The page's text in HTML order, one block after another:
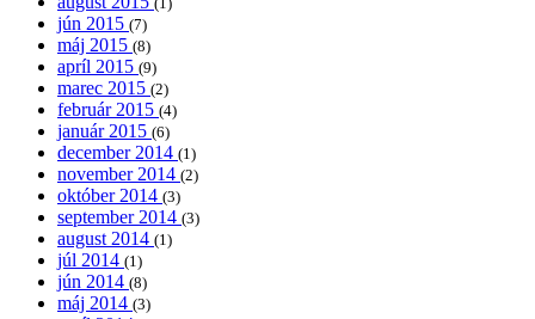
jún 2015 (7)
máj 2015 (8)
apríl 2015 (9)
marec 2015 (2)
február 2015 (4)
január 2015 (6)
december 2014 (1)
november 2014 (2)
október 2014 (3)
september 2014 (3)
august 2014 (1)
júl 2014 (1)
jún 2014 (8)
máj 2014 (3)